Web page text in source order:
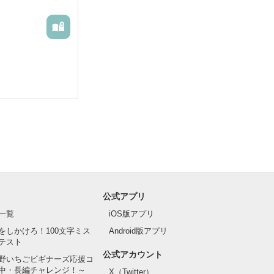
覧
しかけろ！100文字ミス
スト
いちごビギナーズ応援コ
・長編チャレンジ！～
公式アプリ
iOS版アプリ
Android版アプリ
公式アカウント
X（Twitter）